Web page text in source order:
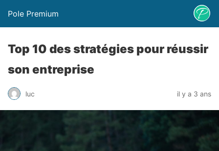
Pole Premium
Top 10 des stratégies pour réussir
son entreprise
luc il y a 3 ans